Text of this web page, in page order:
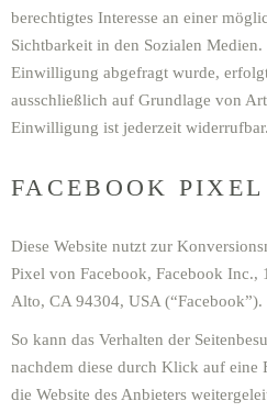
berechtigtes Interesse an einer
Sichtbarkeit in den Sozialen Medien.
Einwilligung abgefragt wurde,
ausschließlich auf Grundlage von
Einwilligung ist jederzeit widerrufbar.
FACEBOOK PIXEL
Diese Website nutzt zur
Pixel von Facebook, Facebook Inc.,
Alto, CA 94304, USA (“Facebook”).
So kann das Verhalten der
nachdem diese durch Klick auf eine
die Website des Anbieters